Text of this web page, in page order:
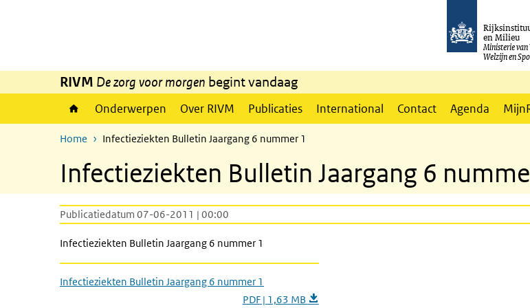
en Milieu
Ministerie van
Welzijn en
RIVM De zorg voor morgen begint vandaag
Onderwerpen Over RIVM Publicaties International Contact Agenda
Home Infectieziekten Bulletin Jaargang 6 nummer 1
Infectieziekten Bulletin Jaargang 6
Publicatiedatum 07-06-2011 | 00:00
Infectieziekten Bulletin Jaargang 6 nummer 1
Infectieziekten Bulletin Jaargang 6 nummer 1
PDF | 1,63 MB